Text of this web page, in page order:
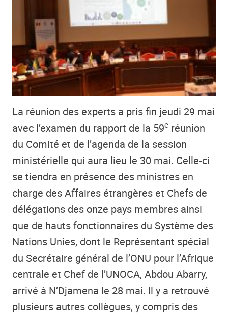
La réunion des experts a pris fin jeudi 29 mai
avec l’examen du rapport de la 59e réunion
du Comité et de l’agenda de la session
ministérielle qui aura lieu le 30 mai. Celle-ci
se tiendra en présence des ministres en
charge des Affaires étrangères et Chefs de
délégations des onze pays membres ainsi
que de hauts fonctionnaires du Système des
Nations Unies, dont le Représentant spécial
du Secrétaire général de l’ONU pour l’Afrique
centrale et Chef de l’UNOCA, Abdou Abarry,
arrivé à N’Djamena le 28 mai. Il y a retrouvé
plusieurs autres collègues, y compris des